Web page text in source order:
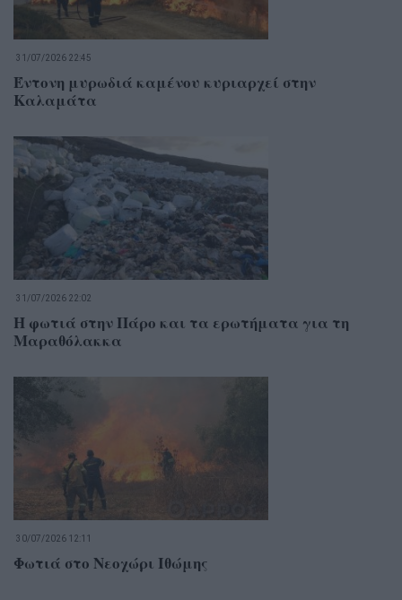
31/07/2026 22:45
Έντονη μυρωδιά καμένου κυριαρχεί στην
Καλαμάτα
31/07/2026 22:02
Η φωτιά στην Πάρο και τα ερωτήματα για τη
Μαραθόλακκα
30/07/2026 12:11
Φωτιά στο Νεοχώρι Ιθώμης